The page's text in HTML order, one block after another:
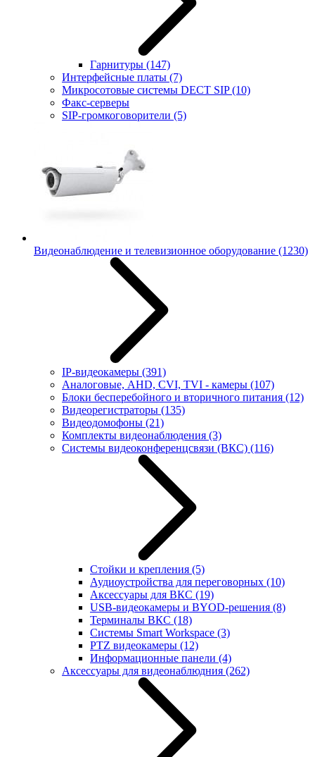
Гарнитуры (147)
Интерфейсные платы (7)
Микросотовые системы DECT SIP(10)
Факс-серверы
SIP-громкоговорители (5)
Видеонаблюдение и телевизионное оборудование (1230)
IP-видеокамеры (391)
Аналоговые, AHD, CVI, TVI - камеры (107)
Блоки бесперебойного и вторичного питания (12)
Видеорегистраторы (135)
Видеодомофоны (21)
Комплекты видеонаблюдения (3)
Системы видеоконференцсвязи (ВКС) (116)
Стойки и крепления (5)
Аудиоустройства для переговорных (10)
Аксессуары для ВКС (19)
USB-видеокамеры и BYOD-решения (8)
Терминалы ВКС (18)
Системы Smart Workspace (3)
PTZ видеокамеры (12)
Информационные панели (4)
Аксессуары для видеонаблюдния (262)